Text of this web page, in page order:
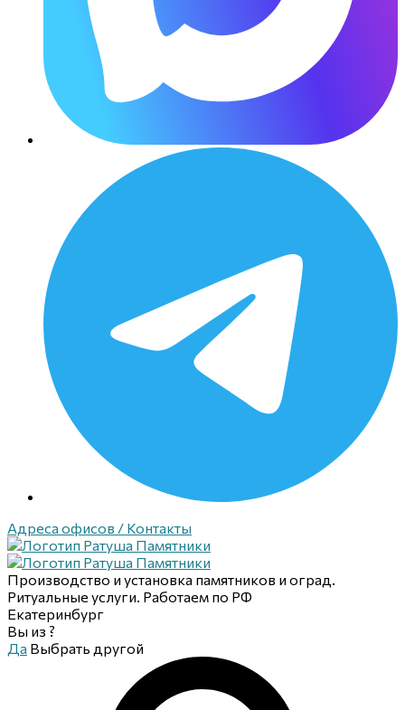
Адреса офисов / Контакты
Производство и установка памятников и оград.
Ритуальные услуги. Работаем по РФ
Екатеринбург
Вы из ?
Да Выбрать другой